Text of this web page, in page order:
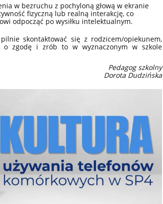
w bezruchu z pochyloną głową w ekranie
fizyczną lub realną interakcję, co
odpocząć po wysiłku intelektualnym.
skontaktować się z rodzicem/opiekunem,
o zgodę i zrób to w wyznaczonym w szkole
Pedagog szkolny
Dorota Dudzińska